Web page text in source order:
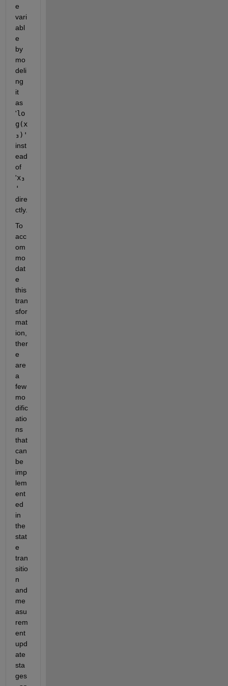
e
vari
abl
e
by
mo
deli
ng
it
as
'lo
g(x
₃)'
inst
ead
of
'x₃
'
dire
To
acc
om
mo
dat
e
this
tran
sfor
mat
ion,
ther
e
are
a
few
mo
dific
atio
ns
that
can
be
imp
lem
ent
ed
in
the
stat
e
tran
sitio
n
and
me
asu
rem
ent
upd
ate
sta
ges